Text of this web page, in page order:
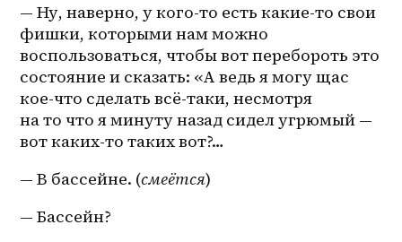
— Ну, наверно, у кого-то есть какие-то свои
фишки, которыми нам можно
воспользоваться, чтобы вот перебороть это
состояние и сказать: «А ведь я могу щас
кое-что сделать всё-таки, несмотря
на то что я минуту назад сидел угрюмый —
вот каких-то таких вот?…
— В бассейне. (смеётся)
— Бассейн?